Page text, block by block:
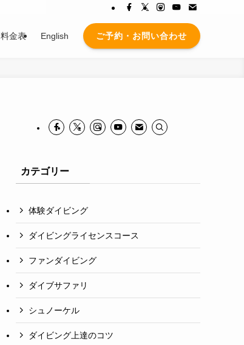
料金表 English ご予約・お問い合わせ
カテゴリー
体験ダイビング
ダイビングライセンスコース
ファンダイビング
ダイブサファリ
シュノーケル
ダイビング上達のコツ